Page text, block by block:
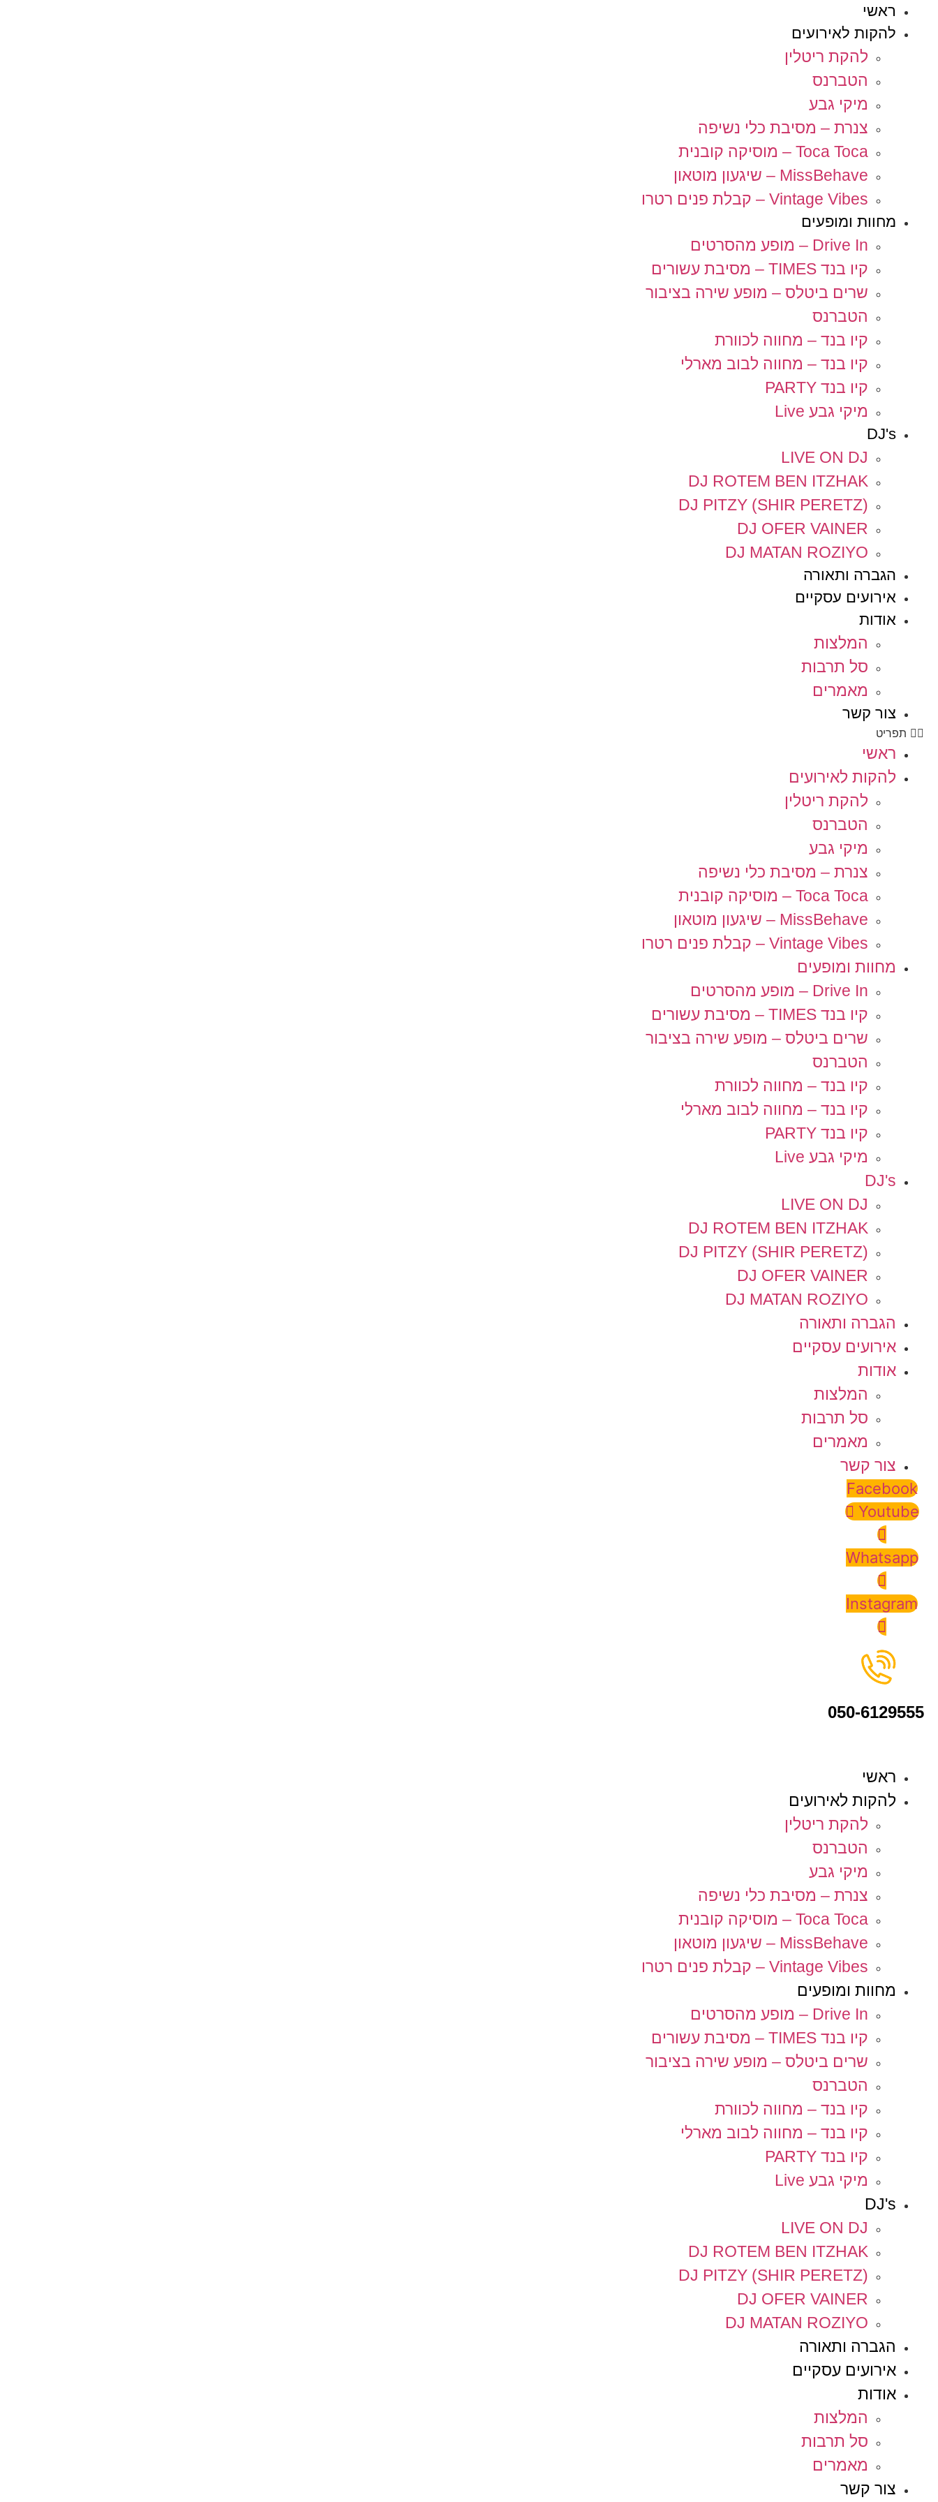
ראשי
להקות לאירועים
להקת ריטלין
הטברנס
מיקי גבע
צנרת – מסיבת כלי נשיפה
Toca Toca – מוסיקה קובנית
MissBehave – שיגעון מוטאון
Vintage Vibes – קבלת פנים רטרו
מחוות ומופעים
Drive In – מופע מהסרטים
קיו בנד TIMES – מסיבת עשורים
שרים ביטלס – מופע שירה בציבור
הטברנס
קיו בנד – מחווה לכוורת
קיו בנד – מחווה לבוב מארלי
קיו בנד PARTY
מיקי גבע Live
DJ's
LIVE ON DJ
DJ ROTEM BEN ITZHAK
DJ PITZY (SHIR PERETZ)
DJ OFER VAINER
DJ MATAN ROZIYO
הגברה ותאורה
אירועים עסקיים
אודות
המלצות
סל תרבות
מאמרים
צור קשר
תפריט
ראשי
להקות לאירועים
להקת ריטלין
הטברנס
מיקי גבע
צנרת – מסיבת כלי נשיפה
Toca Toca – מוסיקה קובנית
MissBehave – שיגעון מוטאון
Vintage Vibes – קבלת פנים רטרו
מחוות ומופעים
Drive In – מופע מהסרטים
קיו בנד TIMES – מסיבת עשורים
שרים ביטלס – מופע שירה בציבור
הטברנס
קיו בנד – מחווה לכוורת
קיו בנד – מחווה לבוב מארלי
קיו בנד PARTY
מיקי גבע Live
DJ's
LIVE ON DJ
DJ ROTEM BEN ITZHAK
DJ PITZY (SHIR PERETZ)
DJ OFER VAINER
DJ MATAN ROZIYO
הגברה ותאורה
אירועים עסקיים
אודות
המלצות
סל תרבות
מאמרים
צור קשר
Facebook
Youtube
Whatsapp
Instagram
050-6129555
ראשי
להקות לאירועים
להקת ריטלין
הטברנס
מיקי גבע
צנרת – מסיבת כלי נשיפה
Toca Toca – מוסיקה קובנית
MissBehave – שיגעון מוטאון
Vintage Vibes – קבלת פנים רטרו
מחוות ומופעים
Drive In – מופע מהסרטים
קיו בנד TIMES – מסיבת עשורים
שרים ביטלס – מופע שירה בציבור
הטברנס
קיו בנד – מחווה לכוורת
קיו בנד – מחווה לבוב מארלי
קיו בנד PARTY
מיקי גבע Live
DJ's
LIVE ON DJ
DJ ROTEM BEN ITZHAK
DJ PITZY (SHIR PERETZ)
DJ OFER VAINER
DJ MATAN ROZIYO
הגברה ותאורה
אירועים עסקיים
אודות
המלצות
סל תרבות
מאמרים
צור קשר